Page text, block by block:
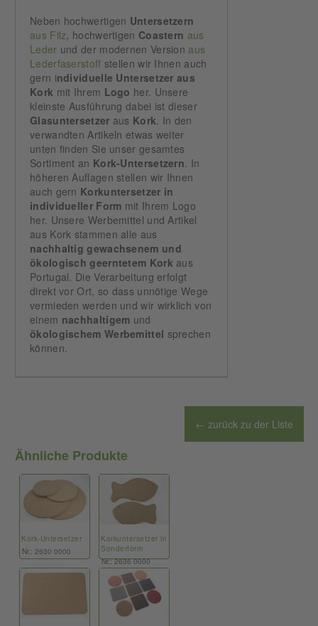
Neben hochwertigen Untersetzern
aus Filz, hochwertigen Coastern aus
Leder und der modernen Version aus
Lederfaserstoff stellen wir Ihnen auch
gern individuelle Untersetzer aus
Kork mit Ihrem Logo her. Unsere
kleinste Ausführung dabei ist dieser
Glasuntersetzer aus Kork. In den
verwandten Artikeln etwas weiter
unten finden Sie unser gesamtes
Sortiment an Kork-Untersetzern. In
höheren Auflagen stellen wir Ihnen
auch gern Korkuntersetzer in
individueller Form mit Ihrem Logo
her. Unsere Werbemittel und Artikel
aus Kork stammen alle aus
nachhaltig gewachsenem und
ökologisch geerntetem Kork aus
Portugal. Die Verarbeitung erfolgt
direkt vor Ort, so dass unnötige Wege
vermieden werden und wir wirklich von
einem nachhaltigem und
ökologischem Werbemittel sprechen
können.
← zurück zu der Liste
Ähnliche Produkte
Kork-Untersetzer
Nr.: 2630 0000
Korkuntersetzer in
Sonderform
Nr.: 2636 0000